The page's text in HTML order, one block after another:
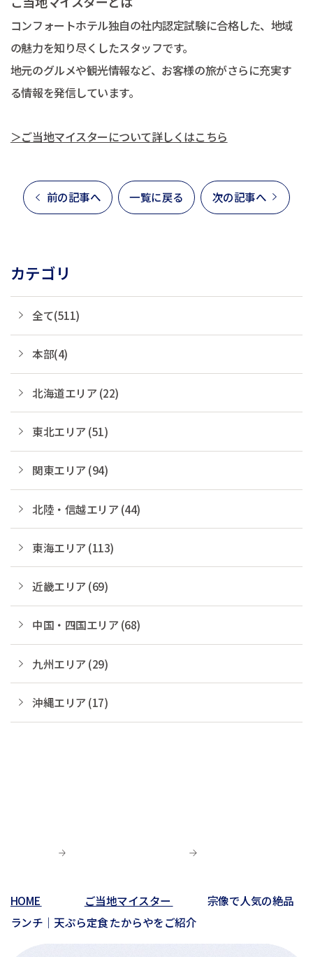
コンフォートホテル独自の社内認定試験に合格した、地域
の魅力を知り尽くしたスタッフです。
地元のグルメや観光情報など、お客様の旅がさらに充実す
る情報を発信しています。
＞ご当地マイスターについて詳しくはこちら
前の記事へ 一覧に戻る 次の記事へ
カテゴリ
全て(511)
本部(4)
北海道エリア (22)
東北エリア (51)
関東エリア (94)
北陸・信越エリア (44)
東海エリア (113)
近畿エリア (69)
中国・四国エリア (68)
九州エリア (29)
沖縄エリア (17)
HOME ご当地マイスター
宗像で人気の絶品
ランチ｜天ぷら定食 たからやをご紹介